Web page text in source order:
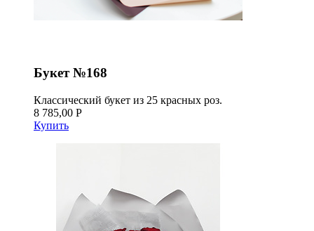
Букет №168
Классический букет из 25 красных роз.
8 785,00 Р
Купить